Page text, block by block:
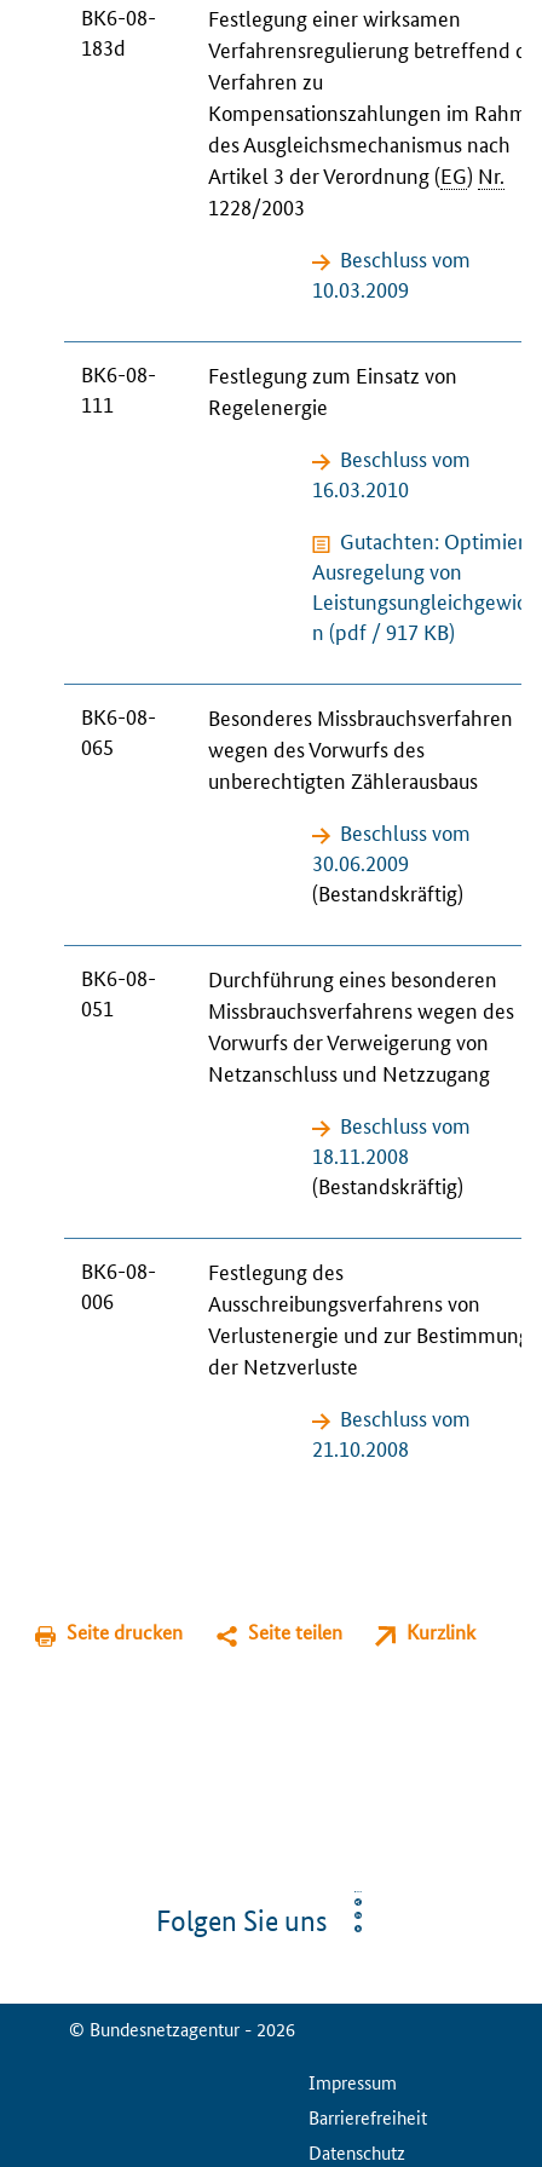
BK6-08-
183d
Festlegung einer wirksamen
Verfahrensregulierung betreffend
Verfahren zu
Kompensationszahlungen im
des Ausgleichsmechanismus nach
Artikel 3 der Verordnung (EG) Nr.
1228/2003
Beschluss vom
10.03.2009
BK6-08-
111
Festlegung zum Einsatz von
Regelenergie
Beschluss vom
16.03.2010
Gutachten: Optimierte
Ausregelung von
n (pdf / 917 KB)
BK6-08-
065
Besonderes Missbrauchsverfahren
wegen des Vorwurfs des
unberechtigten Zählerausbaus
Beschluss vom
30.06.2009
(Bestandskräftig)
BK6-08-
051
Durchführung eines besonderen
Missbrauchsverfahrens wegen des
Vorwurfs der Verweigerung von
Netzanschluss und Netzzugang
Beschluss vom
18.11.2008
(Bestandskräftig)
BK6-08-
006
Festlegung des
Ausschreibungsverfahrens von
Verlustenergie und zur Bestimmung
der Netzverluste
Beschluss vom
21.10.2008
Seite drucken Seite teilen Kurzlink
Folgen Sie uns
© Bundesnetzagentur - 2026
ServiceMenuImpressum
Barrierefreiheit
Datenschutz